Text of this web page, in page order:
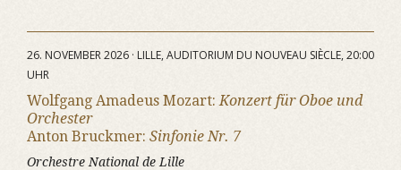
26. NOVEMBER 2026 · LILLE, AUDITORIUM DU NOUVEAU SIÈCLE, 20:00
UHR
Wolfgang Amadeus Mozart:Konzert für Oboe und
Orchester
Anton Bruckmer: Sinfonie Nr. 7
Orchestre National de Lille